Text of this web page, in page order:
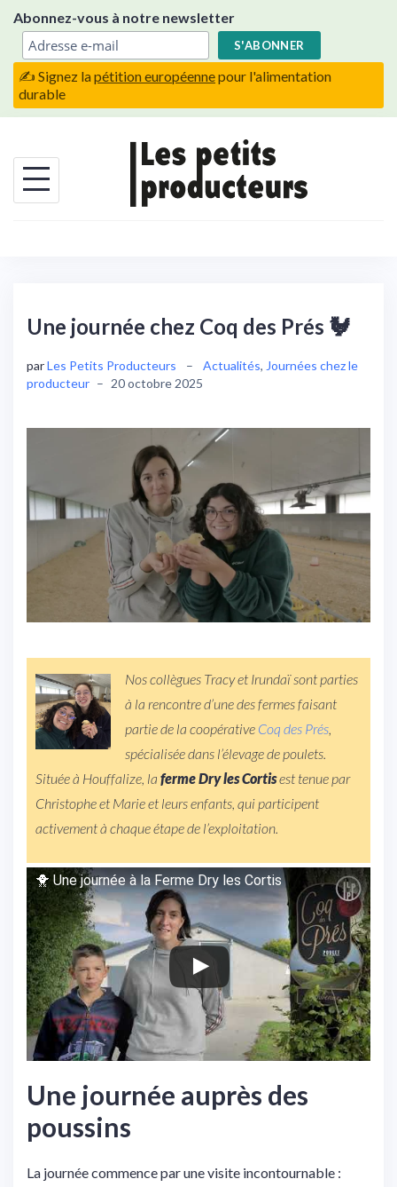
content
Abonnez-vous à notre newsletter
✍️ Signez lapétition européennepour l'alimentation
durable
Une journée chez Coq des Prés 🐓
parLes Petits Producteurs – Actualités, Journées chez le
producteur – 20 octobre 2025
Nos collègues Tracy et Irundaï sont parties
à la rencontre d’une des fermes faisant
partie de la coopérative Coq des Prés
spécialisée dans l’élevage de poulets.
Située à Houffalize, la ferme Dry les Cortisest tenue par
Christophe et Marie et leurs enfants, qui participent
activement à chaque étape de l’exploitation.
🐥 Une journée à la Ferme Dry les Cortis
Une journée auprès des
poussins
La journée commence par une visite incontournable :